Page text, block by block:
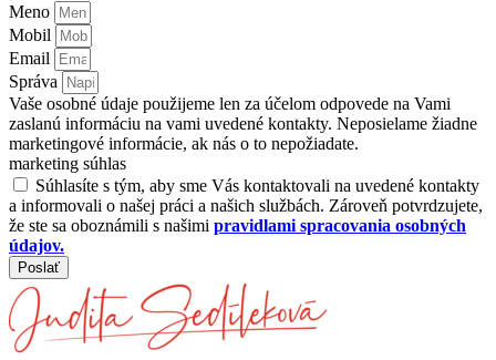
Meno
Mobil
Email
Správa
Vaše osobné údaje použijeme len za účelom odpovede na Vami
zaslanú informáciu na vami uvedené kontakty. Neposielame žiadne
marketingové informácie, ak nás o to nepožiadate.
marketing súhlas
Súhlasíte s tým, aby sme Vás kontaktovali na uvedené kontakty
a informovali o našej práci a našich službách. Zároveň potvrdzujete,
že ste sa oboznámili s našimi pravidlami spracovania osobných
údajov.
Poslať